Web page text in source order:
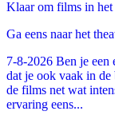
Klaar om films in het
Ga eens naar het
7-8-2026 Ben je een
dat je ook vaak in
de films net wat
ervaring eens...